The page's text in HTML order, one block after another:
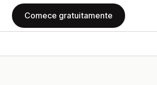
Comece gratuitamente